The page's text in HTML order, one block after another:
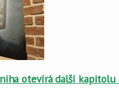
otevírá další